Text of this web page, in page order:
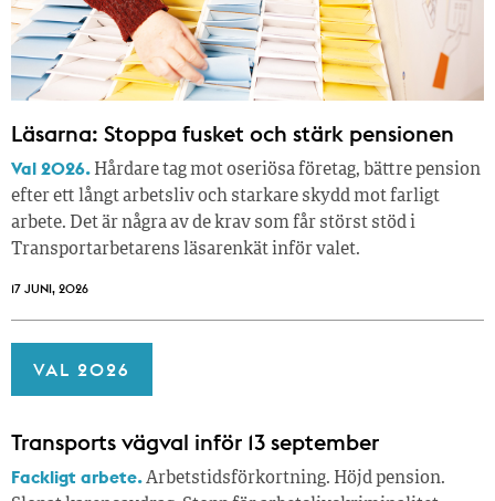
Läsarna: Stoppa fusket och stärk pensionen
Val 2026. Hårdare tag mot oseriösa företag, bättre pension
efter ett långt arbetsliv och starkare skydd mot farligt
arbete. Det är några av de krav som får störst stöd i
Transportarbetarens läsar­enkät inför valet.
17 JUNI, 2026
VAL 2026
Transports vägval inför 13 september
Fackligt arbete.Arbetstidsförkortning. Höjd pension.